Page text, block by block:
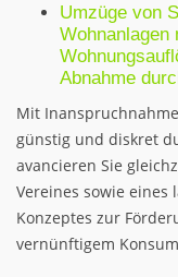
Umzüge von
Wohnanlagen
Abnahme
Mit
günstig und diskret
avancieren Sie
Vereines sowie
Konzeptes zur
vernünftigem